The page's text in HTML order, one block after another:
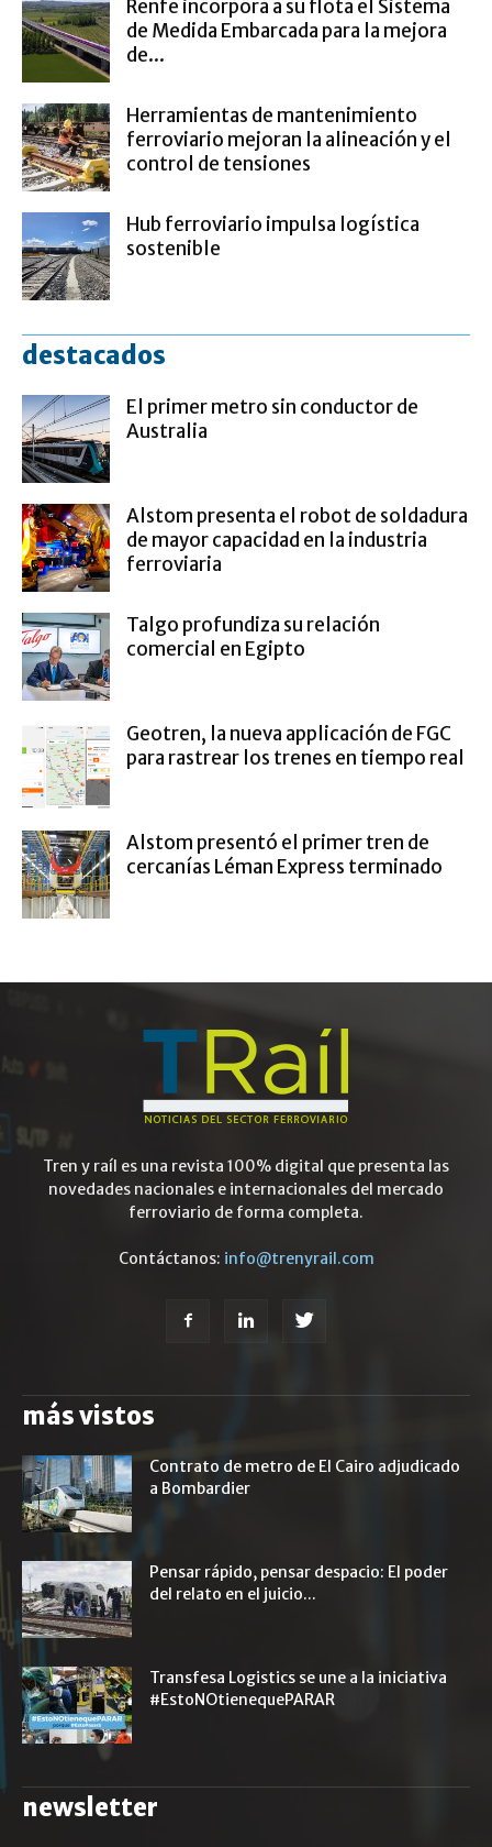
Renfe incorpora a su flota el Sistema
de Medida Embarcada para la mejora
de...
Herramientas de mantenimiento
ferroviario mejoran la alineación y el
control de tensiones
Hub ferroviario impulsa logística
sostenible
destacados
El primer metro sin conductor de
Australia
Alstom presenta el robot de soldadura
de mayor capacidad en la industria
ferroviaria
Talgo profundiza su relación
comercial en Egipto
Geotren, la nueva applicación de FGC
para rastrear los trenes en tiempo real
Alstom presentó el primer tren de
cercanías Léman Express terminado
Tren y raíl es una revista 100% digital que presenta las
novedades nacionales e internacionales del mercado
ferroviario de forma completa.
Contáctanos: info@trenyrail.com
más vistos
Contrato de metro de El Cairo adjudicado
a Bombardier
Pensar rápido, pensar despacio: El poder
del relato en el juicio...
Transfesa Logistics se une a la iniciativa
#EstoNOtienequePARAR
newsletter